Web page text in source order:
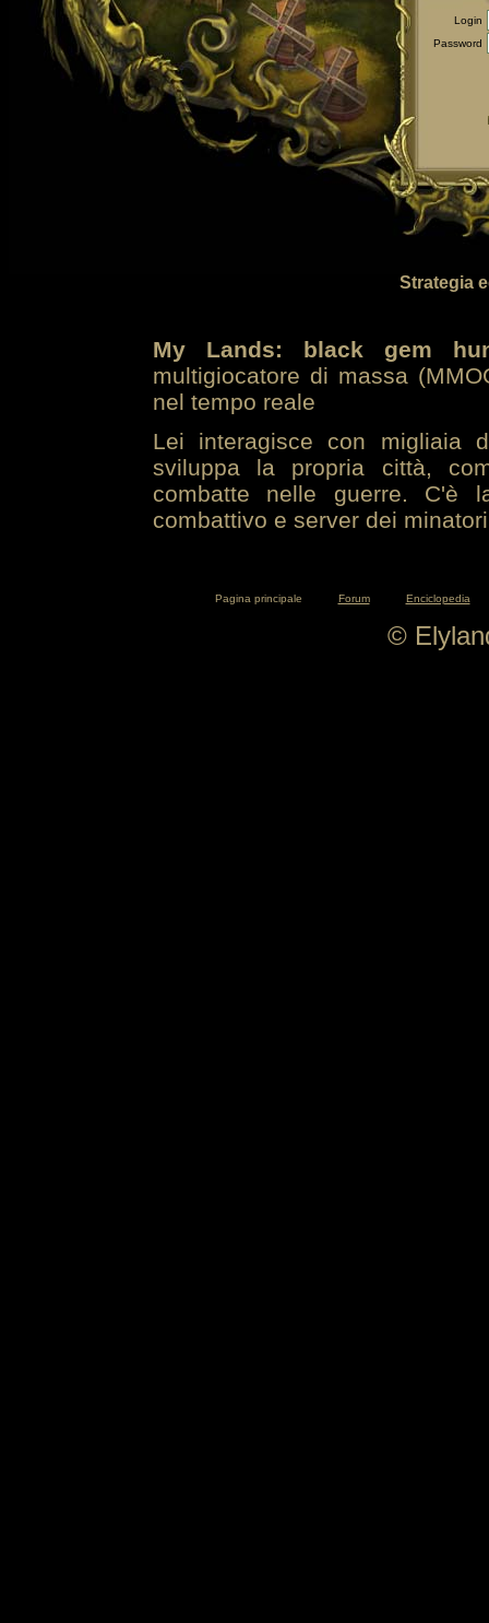
Login
Password
Strategia
My Lands: black gem
multigiocatore di massa
nel tempo reale
Lei interagisce con migliaia
sviluppa la propria città,
combatte nelle guerre. C'è
combattivo e server dei
Pagina principale Forum Enciclopedia
©